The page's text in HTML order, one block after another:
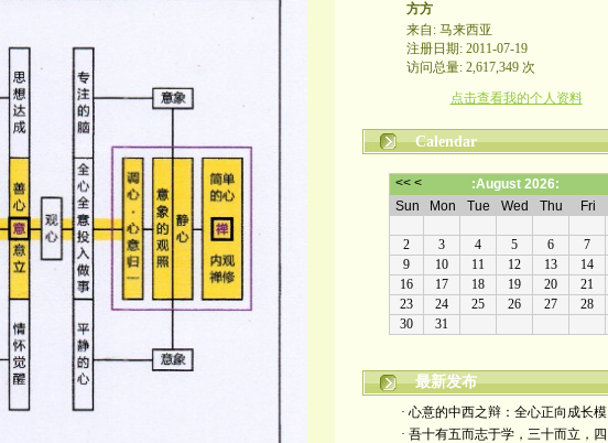
方方
来自: 马来西亚
注册日期: 2011-07-19
访问总量: 2,617,349 次
点击查看我的个人资料
Calendar
最新发布
· 心意的中西之辩：全心正向成长模
· 吾十有五而志于学，三十而立，四